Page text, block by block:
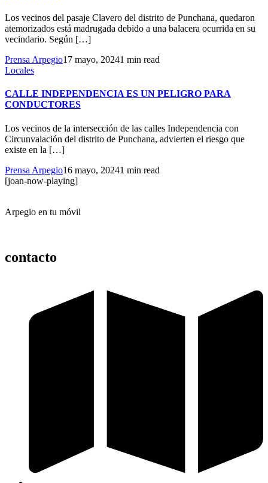
Los vecinos del pasaje Clavero del distrito de Punchana, quedaron
atemorizados está madrugada debido a una balacera ocurrida en su
vecindario. Según […]
Prensa Arpegio17 mayo, 20241 min read
Locales
CALLE INDEPENDENCIA ES UN PELIGRO PARA
CONDUCTORES
Los vecinos de la intersección de las calles Independencia con
Circunvalación del distrito de Punchana, advierten el riesgo que
existe en la […]
Prensa Arpegio16 mayo, 20241 min read
[joan-now-playing]
Arpegio en tu móvil
contacto